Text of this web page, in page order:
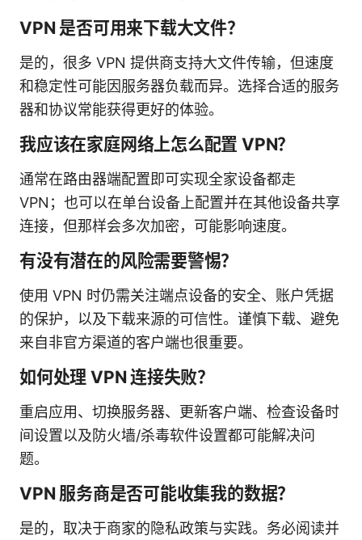
VPN 是否可用来下载大文件？
是的，很多 VPN 提供商支持大文件传输，但速度
和稳定性可能因服务器负载而异。选择合适的服务
器和协议常能获得更好的体验。
我应该在家庭网络上怎么配置 VPN？
通常在路由器端配置即可实现全家设备都走
VPN；也可以在单台设备上配置并在其他设备共享
连接，但那样会多次加密，可能影响速度。
有没有潜在的风险需要警惕？
使用 VPN 时仍需关注端点设备的安全、账户凭据
的保护，以及下载来源的可信性。谨慎下载、避免
来自非官方渠道的客户端也很重要。
如何处理 VPN 连接失败？
重启应用、切换服务器、更新客户端、检查设备时
间设置以及防火墙/杀毒软件设置都可能解决问
题。
VPN 服务商是否可能收集我的数据？
是的，取决于商家的隐私政策与实践。务必阅读并